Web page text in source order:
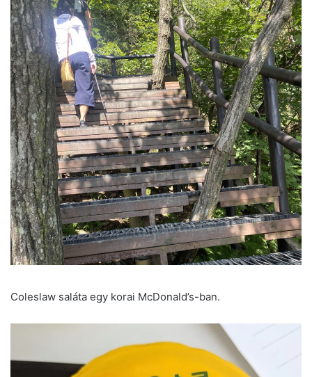
Coleslaw saláta egy korai McDonald’s-ban.